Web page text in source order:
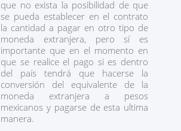
que no exista la posibilidad de que
se pueda establecer en el contrato
la cantidad a pagar en otro tipo de
moneda extranjera, pero sí es
importante que en el momento en
que se realice el pago si es dentro
del país tendrá que hacerse la
conversión del equivalente de la
moneda extranjera a pesos
mexicanos y pagarse de esta ultima
manera.